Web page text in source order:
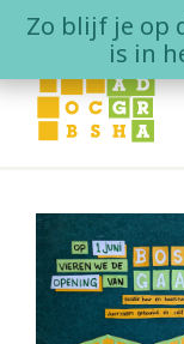
SkipZo blijf je op
is in
Wat is
Wonen in